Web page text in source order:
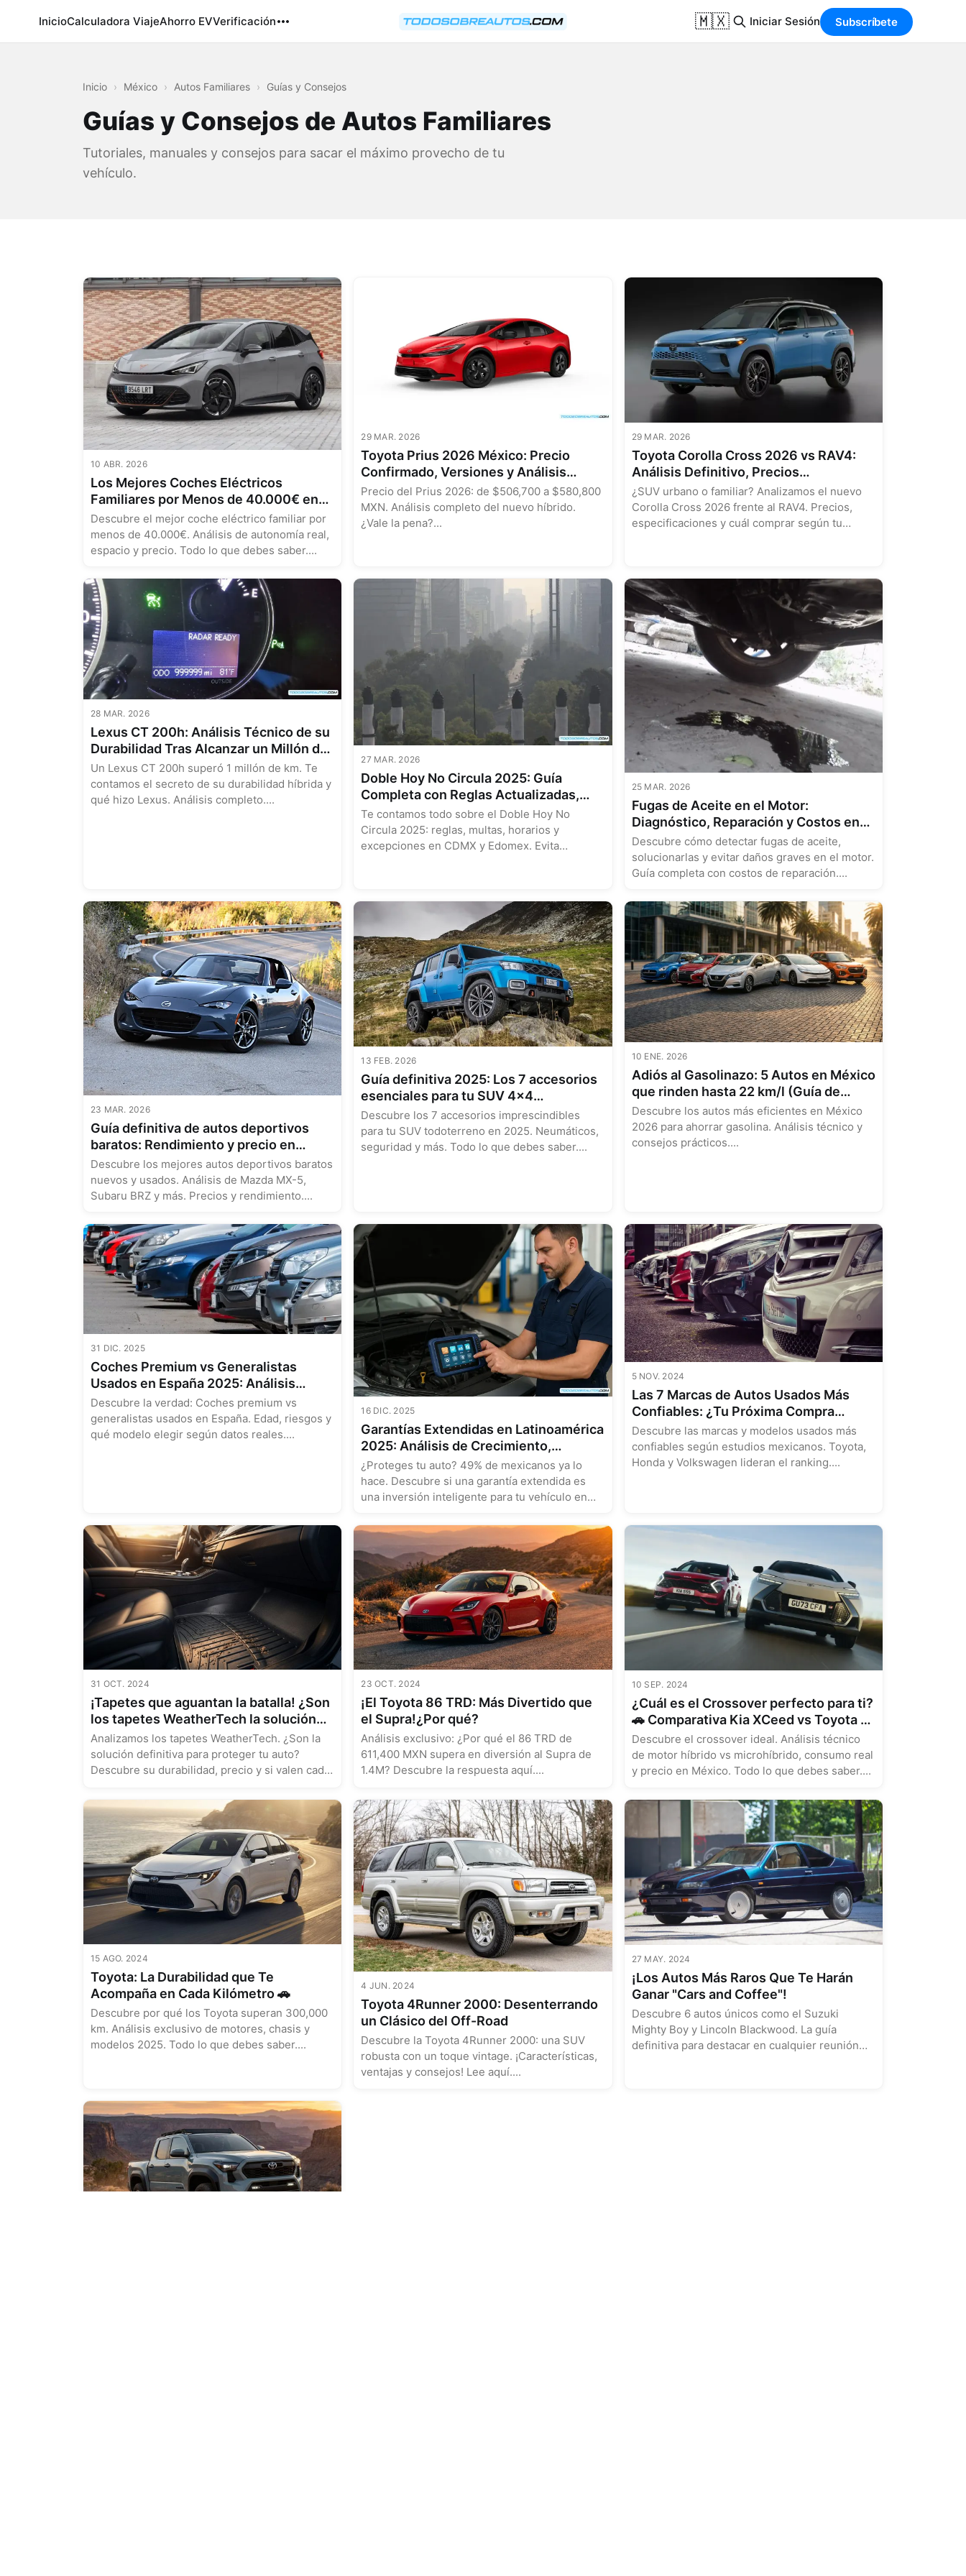
InicioCalculadora ViajeAhorro EVVerificación 🇲🇽 Iniciar Sesión Subscríbete
Inicio › México › Autos Familiares › Guías y Consejos
Guías y Consejos de Autos Familiares
Tutoriales, manuales y consejos para sacar el máximo provecho de tu
vehículo.
10 ABR. 2026
Los Mejores Coches Eléctricos
Familiares por Menos de 40.000€ en
2025: Análisis Técnico y Comparativa
Descubre el mejor coche eléctrico familiar por
menos de 40.000€. Análisis de autonomía real,
espacio y precio. Todo lo que debes saber....
29 MAR. 2026
Toyota Prius 2026 México: Precio
Confirmado, Versiones y Análisis
Técnico del Híbrido Renovado
Precio del Prius 2026: de $506,700 a $580,800
MXN. Análisis completo del nuevo híbrido.
¿Vale la pena?...
29 MAR. 2026
Toyota Corolla Cross 2026 vs RAV4:
Análisis Definitivo, Precios
Actualizados y Guía de Elección
¿SUV urbano o familiar? Analizamos el nuevo
Corolla Cross 2026 frente al RAV4. Precios,
especificaciones y cuál comprar según tu
28 MAR. 2026
Lexus CT 200h: Análisis Técnico de su
Durabilidad Tras Alcanzar un Millón de
Kilómetros
Un Lexus CT 200h superó 1 millón de km. Te
contamos el secreto de su durabilidad híbrida y
qué hizo Lexus. Análisis completo....
27 MAR. 2026
Doble Hoy No Circula 2025: Guía
Completa con Reglas Actualizadas,
Multas y Excepciones en CDMX y
Edomex
Te contamos todo sobre el Doble Hoy No
Circula 2025: reglas, multas, horarios y
excepciones en CDMX y Edomex. Evita
25 MAR. 2026
Fugas de Aceite en el Motor:
Diagnóstico, Reparación y Costos en
México (2025)
Descubre cómo detectar fugas de aceite,
solucionarlas y evitar daños graves en el motor.
Guía completa con costos de reparación....
23 MAR. 2026
Guía definitiva de autos deportivos
baratos: Rendimiento y precio en
modelos nuevos y usados
Descubre los mejores autos deportivos baratos
nuevos y usados. Análisis de Mazda MX-5,
Subaru BRZ y más. Precios y rendimiento....
13 FEB. 2026
Guía definitiva 2025: Los 7 accesorios
esenciales para tu SUV 4x4
todoterreno
Descubre los 7 accesorios imprescindibles
para tu SUV todoterreno en 2025. Neumáticos,
seguridad y más. Todo lo que debes saber....
10 ENE. 2026
Adiós al Gasolinazo: 5 Autos en México
que rinden hasta 22 km/l (Guía de
Compra 2026)
Descubre los autos más eficientes en México
2026 para ahorrar gasolina. Análisis técnico y
consejos prácticos....
31 DIC. 2025
Coches Premium vs Generalistas
Usados en España 2025: Análisis
Completo de Riesgos, Costes y
Modelos
Descubre la verdad: Coches premium vs
generalistas usados en España. Edad, riesgos y
qué modelo elegir según datos reales....
16 DIC. 2025
Garantías Extendidas en Latinoamérica
2025: Análisis de Crecimiento,
Cobertura y Rentabilidad
¿Proteges tu auto? 49% de mexicanos ya lo
hace. Descubre si una garantía extendida es
una inversión inteligente para tu vehículo en
5 NOV. 2024
Las 7 Marcas de Autos Usados Más
Confiables: ¿Tu Próxima Compra
Inteligente? 🚗💨
Descubre las marcas y modelos usados más
confiables según estudios mexicanos. Toyota,
Honda y Volkswagen lideran el ranking....
31 OCT. 2024
¡Tapetes que aguantan la batalla! ¿Son
los tapetes WeatherTech la solución
definitiva para tu auto?
Analizamos los tapetes WeatherTech. ¿Son la
solución definitiva para proteger tu auto?
Descubre su durabilidad, precio y si valen cada
23 OCT. 2024
¡El Toyota 86 TRD: Más Divertido que
el Supra!¿Por qué?
Análisis exclusivo: ¿Por qué el 86 TRD de
611,400 MXN supera en diversión al Supra de
1.4M? Descubre la respuesta aquí....
10 SEP. 2024
¿Cuál es el Crossover perfecto para ti?
🚗 Comparativa Kia XCeed vs Toyota C-
HR
Descubre el crossover ideal. Análisis técnico
de motor híbrido vs microhíbrido, consumo real
y precio en México. Todo lo que debes saber....
15 AGO. 2024
Toyota: La Durabilidad que Te
Acompaña en Cada Kilómetro 🚗
Descubre por qué los Toyota superan 300,000
km. Análisis exclusivo de motores, chasis y
modelos 2025. Todo lo que debes saber....
4 JUN. 2024
Toyota 4Runner 2000: Desenterrando
un Clásico del Off-Road
Descubre la Toyota 4Runner 2000: una SUV
robusta con un toque vintage. ¡Características,
ventajas y consejos! Lee aquí....
27 MAY. 2024
¡Los Autos Más Raros Que Te Harán
Ganar "Cars and Coffee"!
Descubre 6 autos únicos como el Suzuki
Mighty Boy y Lincoln Blackwood. La guía
definitiva para destacar en cualquier reunión